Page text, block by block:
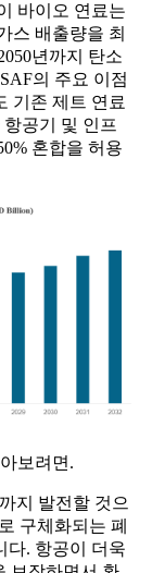
바이오 연료는
스 배출량을 최
년까지 탄소
의 주요 이점
기존 제트 연료
공기 및 인프
혼합을 허용
보려면.
지 발전할 것으
구체화되는 폐
다. 항공이 더욱